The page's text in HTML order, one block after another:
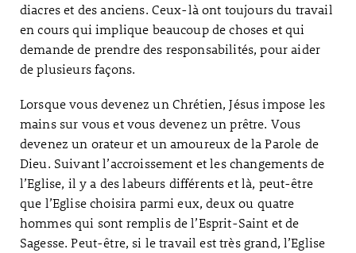
diacres et des anciens. Ceux-là ont toujours du travail
en cours qui implique beaucoup de choses et qui
demande de prendre des responsabilités, pour aider
de plusieurs façons.
Lorsque vous devenez un Chrétien, Jésus impose les
mains sur vous et vous devenez un prêtre. Vous
devenez un orateur et un amoureux de la Parole de
Dieu. Suivant l’accroissement et les changements de
l’Eglise, il y a des labeurs différents et là, peut-être
que l’Eglise choisira parmi eux, deux ou quatre
hommes qui sont remplis de l’Esprit-Saint et de
Sagesse. Peut-être, si le travail est très grand, l’Eglise